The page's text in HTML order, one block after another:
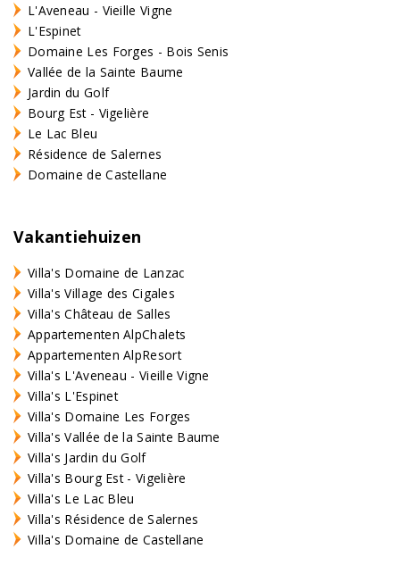
L'Aveneau - Vieille Vigne
L'Espinet
Domaine Les Forges - Bois Senis
Vallée de la Sainte Baume
Jardin du Golf
Bourg Est - Vigelière
Le Lac Bleu
Résidence de Salernes
Domaine de Castellane
Vakantiehuizen
Villa's Domaine de Lanzac
Villa's Village des Cigales
Villa's Château de Salles
Appartementen AlpChalets
Appartementen AlpResort
Villa's L'Aveneau - Vieille Vigne
Villa's L'Espinet
Villa's Domaine Les Forges
Villa's Vallée de la Sainte Baume
Villa's Jardin du Golf
Villa's Bourg Est - Vigelière
Villa's Le Lac Bleu
Villa's Résidence de Salernes
Villa's Domaine de Castellane